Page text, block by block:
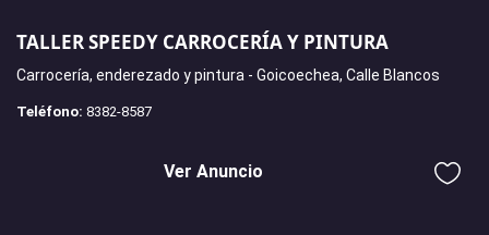
TALLER SPEEDY CARROCERÍA Y PINTURA
Carrocería, enderezado y pintura - Goicoechea, Calle Blancos
Teléfono: 8382-8587
Ver Anuncio